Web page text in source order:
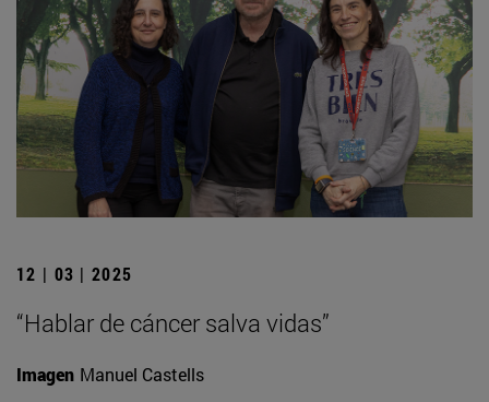
12 | 03 | 2025
“Hablar de cáncer salva vidas”
Imagen Manuel Castells